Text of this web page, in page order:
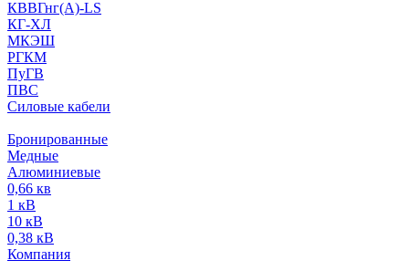
КВВГнг(А)-LS
КГ-ХЛ
МКЭШ
РГКМ
ПуГВ
ПВС
Силовые кабели
Бронированные
Медные
Алюминиевые
0,66 кв
1 кВ
10 кВ
0,38 кВ
Компания